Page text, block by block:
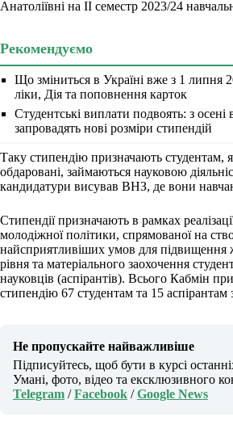
Анатоліївні на ІІ семестр 2023/24
Рекомендуємо
Що зміниться в Україні вже з 1 липня
ліки, Дія та поповнення карток
Студентські виплати подвоять: з осені
запровадять нові розміри стипендій
Таку стипендію призначають студентам,
обдаровані, займаються науковою
кандидатури висував ВНЗ, де вони
Стипендії призначають в рамках
молодіжної політики, спрямованої на
найсприятливіших умов для підвищення
рівня та матеріального заохочення
науковців (аспірантів). Всього Кабмін
стипендію 67 студентам та 15 аспірантам
Не пропускайте найважливіше
Підписуйтесь, щоб бути в курсі
Умані, фото, відео та ексклюзивного
Telegram /Facebook /Google News